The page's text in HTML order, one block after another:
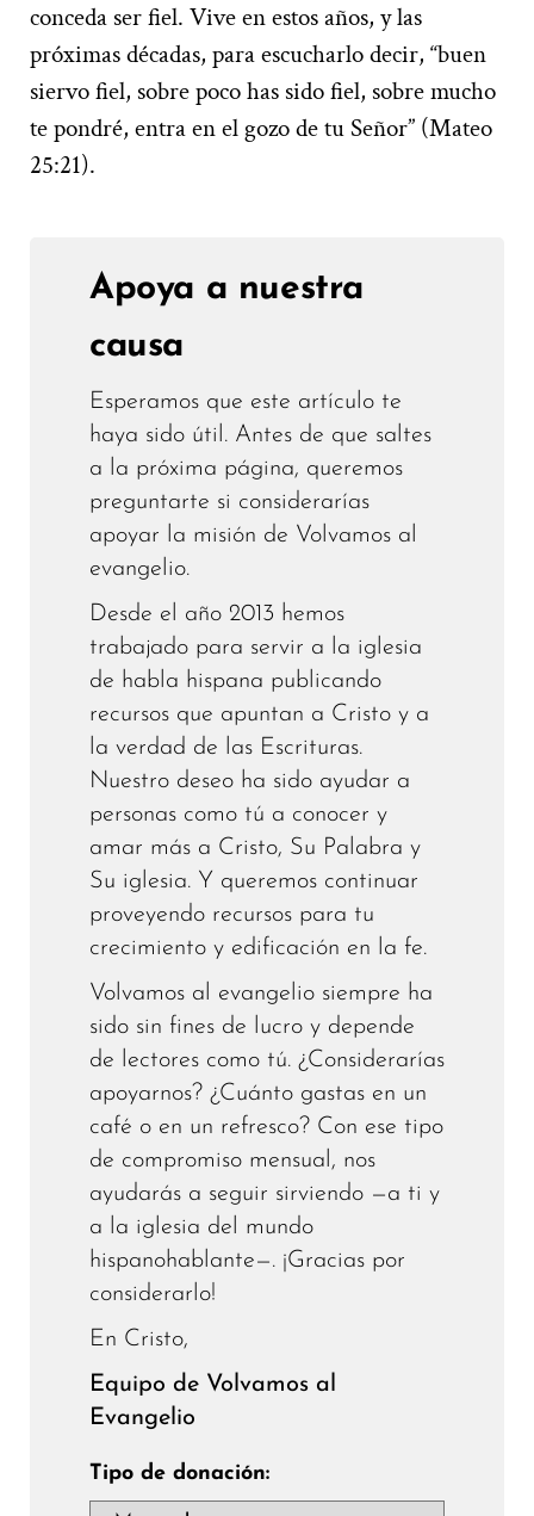
conceda ser fiel. Vive en estos años, y las
próximas décadas, para escucharlo decir, “buen
siervo fiel, sobre poco has sido fiel, sobre mucho
te pondré, entra en el gozo de tu Señor” (Mateo
25:21).
Apoya a nuestra
causa
Esperamos que este artículo te
haya sido útil. Antes de que saltes
a la próxima página, queremos
preguntarte si considerarías
apoyar la misión de Volvamos al
evangelio.
Desde el año 2013 hemos
trabajado para servir a la iglesia
de habla hispana publicando
recursos que apuntan a Cristo y a
la verdad de las Escrituras.
Nuestro deseo ha sido ayudar a
personas como tú a conocer y
amar más a Cristo, Su Palabra y
Su iglesia. Y queremos continuar
proveyendo recursos para tu
crecimiento y edificación en la fe.
Volvamos al evangelio siempre ha
sido sin fines de lucro y depende
de lectores como tú. ¿Considerarías
apoyarnos? ¿Cuánto gastas en un
café o en un refresco? Con ese tipo
de compromiso mensual, nos
ayudarás a seguir sirviendo —a ti y
a la iglesia del mundo
hispanohablante—. ¡Gracias por
considerarlo!
En Cristo,
Equipo de Volvamos al
Evangelio
Tipo de donación: